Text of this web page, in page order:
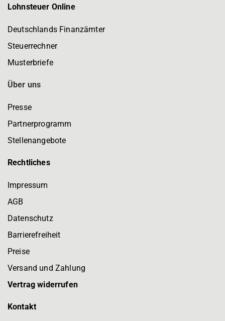
Lohnsteuer Online
Deutschlands Finanzämter
Steuerrechner
Musterbriefe
Über uns
Presse
Partnerprogramm
Stellenangebote
Rechtliches
Impressum
AGB
Datenschutz
Barrierefreiheit
Preise
Versand und Zahlung
Vertrag widerrufen
Kontakt